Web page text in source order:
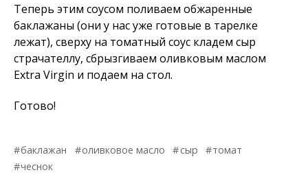
Теперь этим соусом поливаем обжаренные
баклажаны (они у нас уже готовые в тарелке
лежат), сверху на томатный соус кладем сыр
страчателлу, сбрызгиваем оливковым маслом
Extra Virgin и подаем на стол.
Готово!
баклажан оливковое масло сыр
томат
чеснок